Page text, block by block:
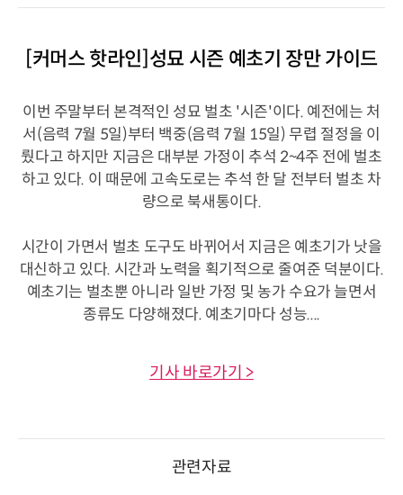
[커머스 핫라인]성묘 시즌 예초기 장만 가이드
이번 주말부터 본격적인 성묘 벌초 '시즌'이다. 예전에는 처
서(음력 7월 5일)부터 백중(음력 7월 15일) 무렵 절정을 이
뤘다고 하지만 지금은 대부분 가정이 추석 2~4주 전에 벌초
하고 있다. 이 때문에 고속도로는 추석 한 달 전부터 벌초 차
량으로 북새통이다.
시간이 가면서 벌초 도구도 바뀌어서 지금은 예초기가 낫을
대신하고 있다. 시간과 노력을 획기적으로 줄여준 덕분이다.
예초기는 벌초뿐 아니라 일반 가정 및 농가 수요가 늘면서
종류도 다양해졌다. 예초기마다 성능....
기사 바로가기 >
관련자료